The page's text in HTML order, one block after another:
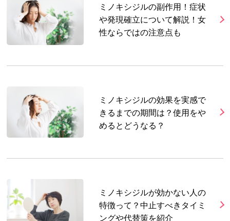
ミノキシジルの副作用！症状
や発現確立について解説！女
性ならではの注意点も
ミノキシジルの効果を実感で
きるまでの期間は？使用をや
めるとどうなる？
ミノキシジルが効かない人の
特徴って？中止すべきタイミ
ングや代替策を紹介